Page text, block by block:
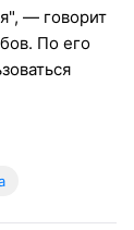
— говорит
По его